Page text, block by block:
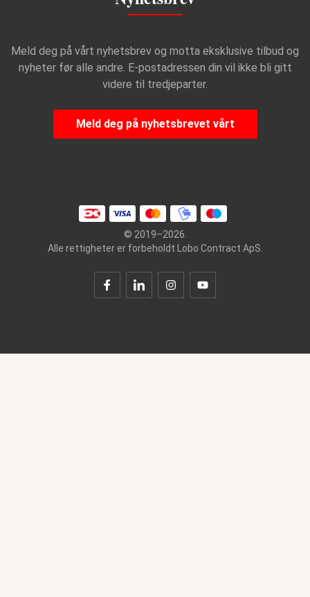
Meld deg på vårt nyhetsbrev og motta eksklusive tilbud og
nyheter før alle andre. E-postadressen din vil ikke bli gitt
videre til tredjeparter.
Meld deg på nyhetsbrevet vårt
© 2019–2026.
Alle rettigheter er forbeholdt Lobo Contract ApS.